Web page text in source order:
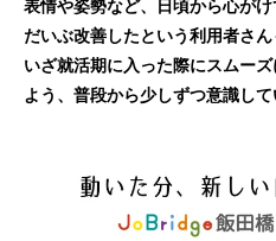
表情や姿勢など、日頃から心が
だいぶ改善したという利用者さん
いざ就活期に入った際にスムー
よう、普段から少しずつ意識して